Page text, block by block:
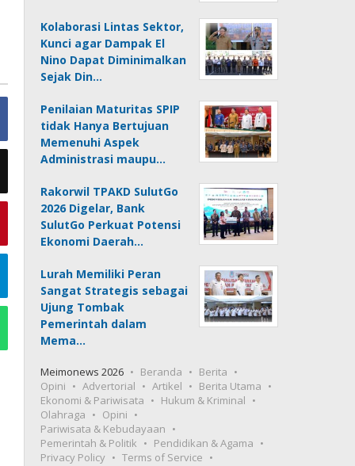
Kolaborasi Lintas Sektor,
Kunci agar Dampak El
Nino Dapat Diminimalkan
Sejak Din…
Penilaian Maturitas SPIP
tidak Hanya Bertujuan
Memenuhi Aspek
Administrasi maupu…
Rakorwil TPAKD SulutGo
2026 Digelar, Bank
SulutGo Perkuat Potensi
Ekonomi Daerah…
Lurah Memiliki Peran
Sangat Strategis sebagai
Ujung Tombak
Pemerintah dalam
Mema…
Meimonews 2026 Beranda
Berita
Opini
Advertorial Artikel
Berita Utama
Ekonomi & Pariwisata
Hukum & Kriminal
Olahraga
Opini
Pariwisata & Kebudayaan
Pemerintah & Politik
Pendidikan & Agama
Privacy Policy
Terms of Service